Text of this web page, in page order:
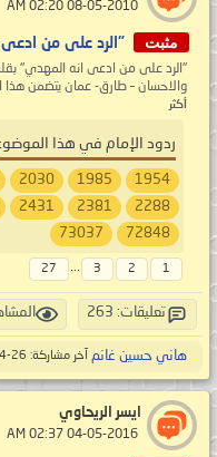
مثبت "الرد على من
"الرد على من ادعى انه المهدي"
والاحسان – طارق- عمان يتضمن
أكثر
ردود الإمام في هذا
1954
1985
2030
2288
2381
2431
72848
73037
1
2
3
...
27
تعليقات: 263
هاني حسين غانم آخر مشاركة: 26-04-2026,
ايسر الريحاوي